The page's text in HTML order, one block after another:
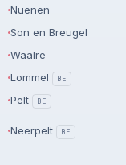
Nuenen
Son en Breugel
Waalre
Lommel BE
Pelt BE
Neerpelt BE